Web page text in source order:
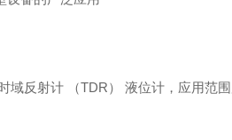
域反射计 （TDR） 液位计，应用范